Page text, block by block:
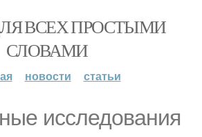
ВСЕХ ПРОСТЫМИ
СЛОВАМИ
новости статьи
исследования